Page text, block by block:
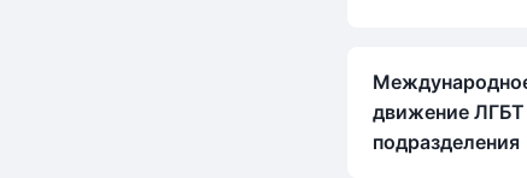
движение ЛГБТ
подразделения